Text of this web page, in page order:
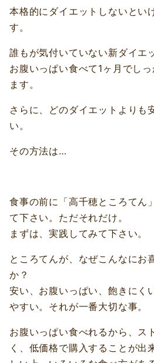
本格的にダイエットしないとい
す。
誰もが気付いていない新ダイエ
お腹いっぱい食べて1ヶ月でし
ます。
さらに、どのダイエットよりも
い。
その方法は…
食事の前に「高千穂ところてん
て下さい。ただそれだけ。
まずは、実践してみて下さい。
ところてんが、なぜこんなにお
か？
安い、お腹いっぱい、飽きにく
やすい。それが一番大切な事。
お腹いっぱい食べれるから、ス
く、低価格で購入することが出